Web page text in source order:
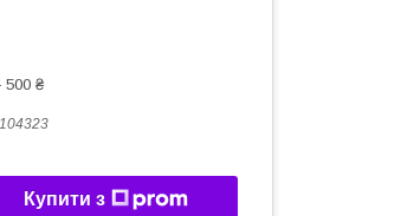
500 ₴
Купити з